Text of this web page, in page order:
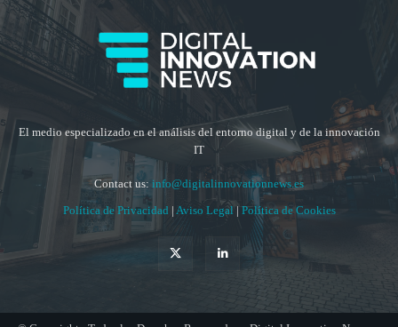
El medio especializado en el análisis del entorno digital y de la innovación
IT
Contact us: info@digitalinnovationnews.es
Política de Privacidad | Aviso Legal | Política de Cookies